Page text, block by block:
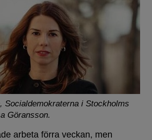
Socialdemokraterna i Stockholms
Göransson.
arbeta förra veckan, men